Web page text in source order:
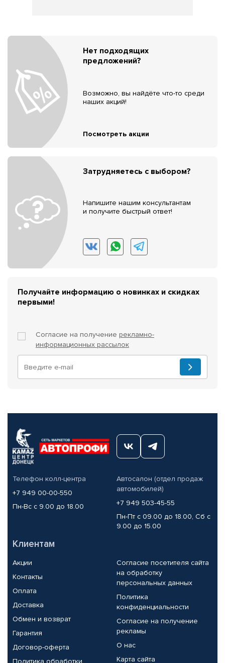
Нет подходящих
предложений?
Возможно, вы найдёте что-то среди
наших акций!
Посмотреть акции
Затрудняетесь с выбором?
Напишите нашим консультантам
и получите быстрый ответ!
Получайте информацию о новинках и скидках
первыми!
Согласие на получение рекламно-
информационных рассылок
Телефон колл-центра
+7 949 00-00-550
Пн-Вс с 9.00 до 18.00
Автосалон (отдел продаж
автомобилей)
+7 949 503-45-55
Пн-Пт с 09.00 до 18.00, Сб с
9.00 до 15.00
Клиентам
Акции
Контакты
Оплата
Доставка
Обмен и возврат
Гарантия
Договор-оферта
Политика обработки
Согласие посетителя сайта
на обработку
персональных данных
Политика
конфиденциальности
Согласие на получение
рекламы
О нас
Карта сайта